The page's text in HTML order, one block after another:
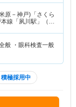
原－神戸)「さくら
線「夙川駅」（徒
般 ・眼科検査一般
積極採用中